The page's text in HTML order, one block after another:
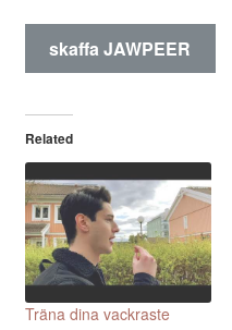
skaffa JAWPEER
Related
Träna dina vackraste